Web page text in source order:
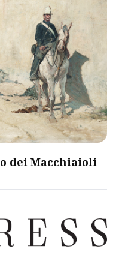
dei Macchiaioli